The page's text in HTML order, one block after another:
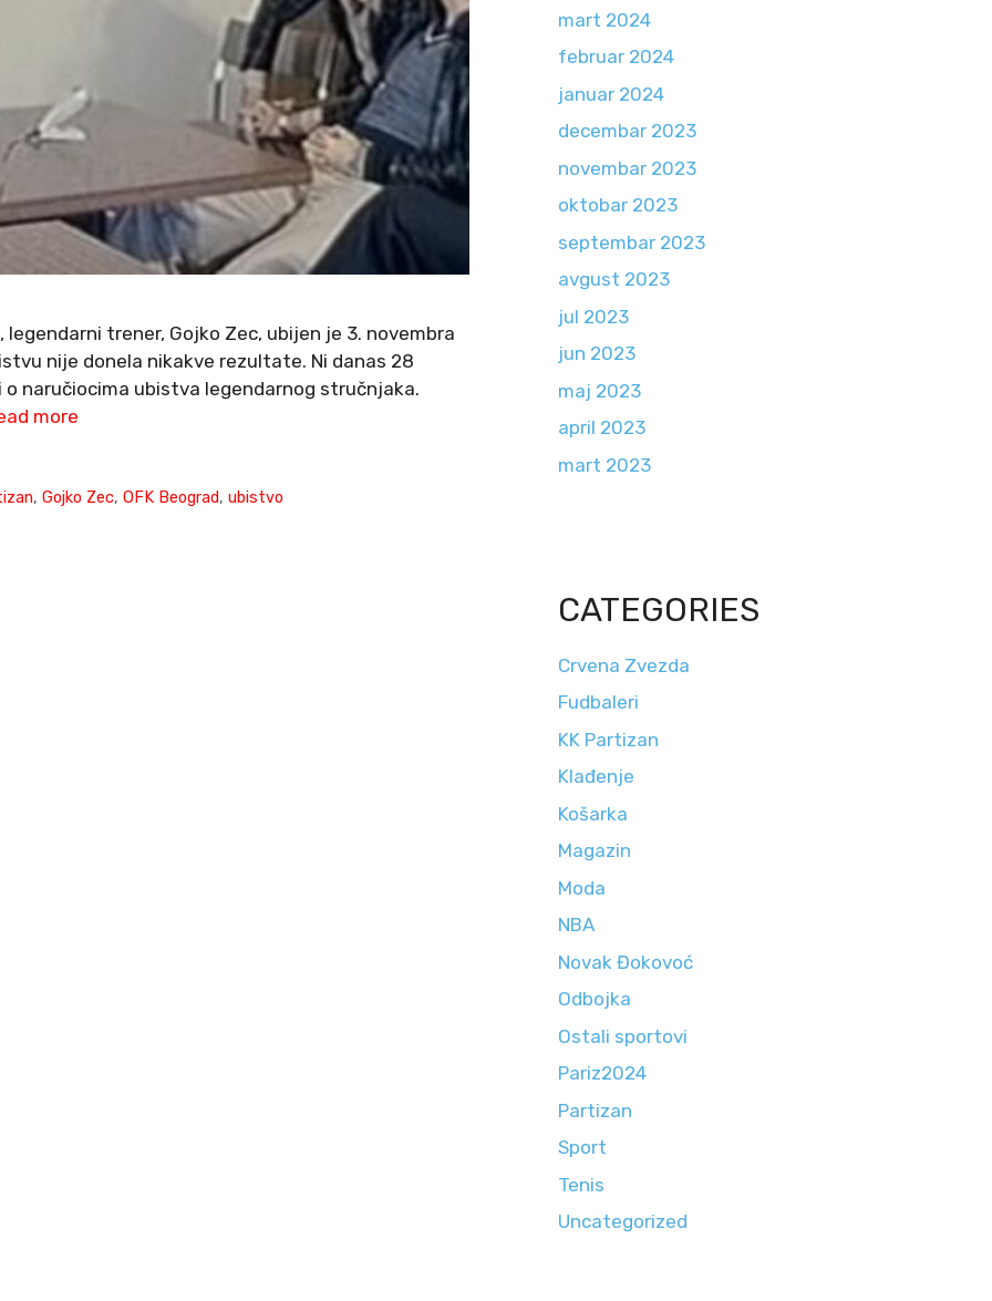
trener, Gojko Zec, ubijen je 3. novembra
nije donela nikakve rezultate. Ni danas 28
naručiocima ubistva legendarnog stručnjaka.
more
,Gojko Zec,OFK Beograd,ubistvo
mart 2024
februar 2024
januar 2024
decembar 2023
novembar 2023
oktobar 2023
septembar 2023
avgust 2023
jul 2023
jun 2023
maj 2023
april 2023
mart 2023
CATEGORIES
Crvena Zvezda
Fudbaleri
KK Partizan
Klađenje
Košarka
Magazin
Moda
NBA
Novak Đokovoć
Odbojka
Ostali sportovi
Pariz2024
Partizan
Sport
Tenis
Uncategorized